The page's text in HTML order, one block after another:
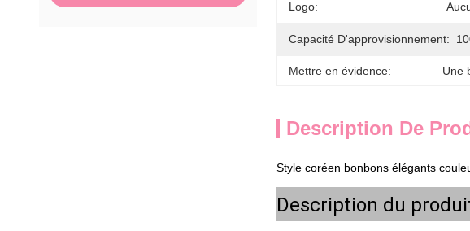
Logo:
Capacité D'approvisionnement:
Mettre en évidence: Une
Description De
Style coréen bonbons élégants
Description du